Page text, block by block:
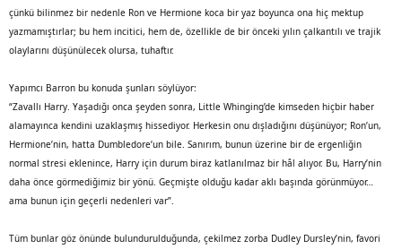
çünkü bilinmez bir nedenle Ron ve Hermione koca bir yaz boyunca ona hiç mektup
yazmamıştırlar; bu hem incitici, hem de, özellikle de bir önceki yılın çalkantılı ve trajik
olaylarını düşünülecek olursa, tuhaftır.
Yapımcı Barron bu konuda şunları söylüyor:
“Zavallı Harry. Yaşadığı onca şeyden sonra, Little Whinging’de kimseden hiçbir haber
alamayınca kendini uzaklaşmış hissediyor. Herkesin onu dışladığını düşünüyor; Ron’un,
Hermione’nin, hatta Dumbledore’un bile. Sanırım, bunun üzerine bir de ergenliğin
normal stresi eklenince, Harry için durum biraz katlanılmaz bir hâl alıyor. Bu, Harry’nin
daha önce görmediğimiz bir yönü. Geçmişte olduğu kadar aklı başında görünmüyor…
ama bunun için geçerli nedenleri var”.
Tüm bunlar göz önünde bulundurulduğunda, çekilmez zorba Dudley Dursley’nin, favori